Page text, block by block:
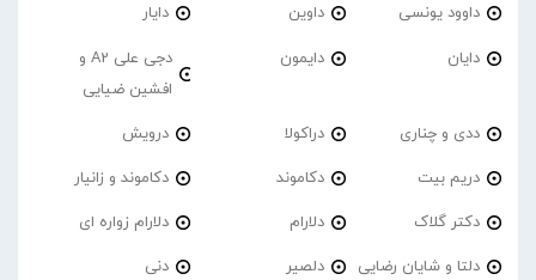
داوود یونسی داوین دایار
دایان دایمون
دجی علی A2 و
افشین ضیایی
ددی و چناری دراکولا درویش
دریم بیت دکاموند دکاموند و زانیار
دکتر گلاک دلارام دلارام زواره ای
دلتا و شایان رضایی دلصیر دنی